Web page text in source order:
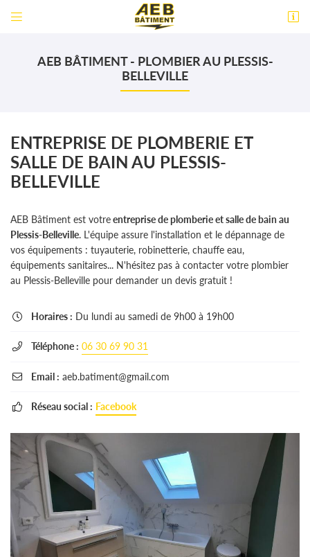
 
06 30 69 90 31
AEB BÂTIMENT - PLOMBIER AU PLESSIS-
BELLEVILLE
ENTREPRISE DE PLOMBERIE ET
SALLE DE BAIN AU PLESSIS-
BELLEVILLE
AEB Bâtiment est votreentreprise de plomberie et salle de bain au
Plessis-Belleville. L'équipe assure l'installation et le dépannage de
vos équipements : tuyauterie, robinetterie, chauffe eau,
équipements sanitaires... N'hésitez pas à contacter votre plombier
au Plessis-Belleville pour demander un devis gratuit !
 Horaires : Du lundi au samedi de 9h00 à 19h00
 Téléphone : 06 30 69 90 31
 Email : aeb.batiment@gmail.com
 Réseau social : Facebook